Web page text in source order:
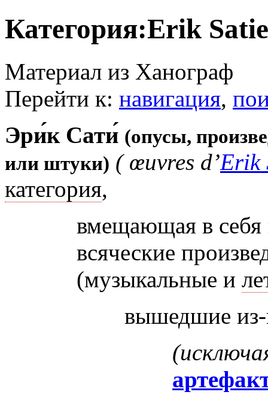
Категория:Erik
Материал из Ханограф
Перейти к: навигация,
Эри́к Сати́ (опусы,
или штуки) ( œuvres d’Erik
категория,
вмещающая в себя
всяческие
(музыкальные и
вышедшие